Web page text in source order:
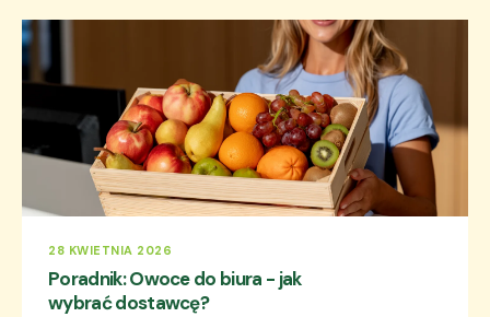
28 KWIETNIA 2026
Poradnik: Owoce do biura - jak
wybrać dostawcę?